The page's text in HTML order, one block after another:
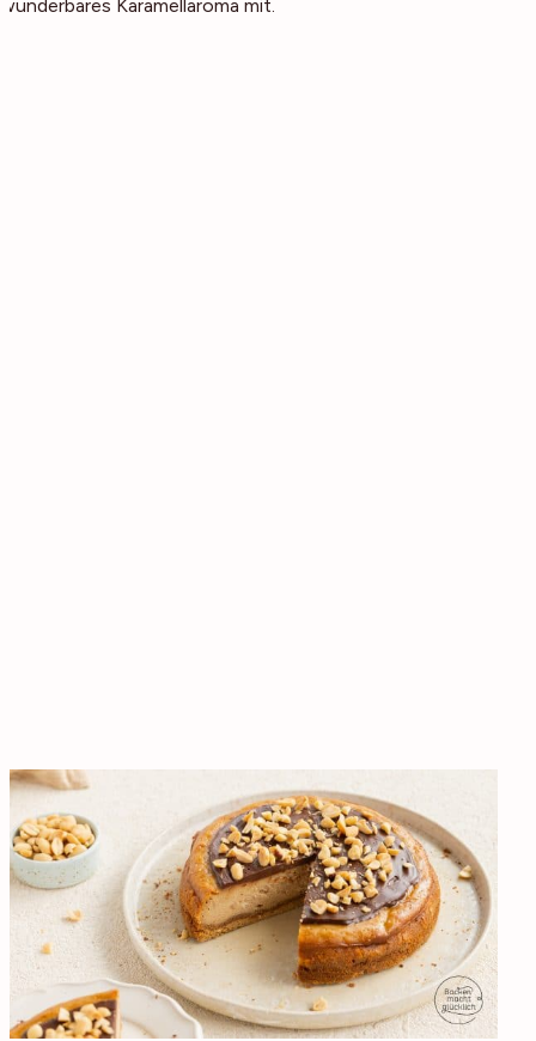
wunderbares Karamellaroma mit.